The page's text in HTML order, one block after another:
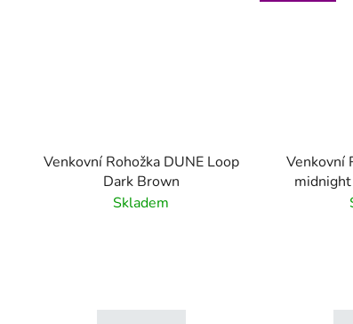
Venkovní Rohožka DUNE Loop
Dark Brown
Skladem
Venkovní